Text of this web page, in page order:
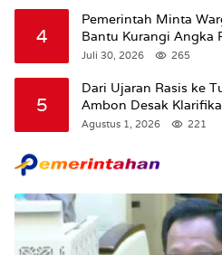
4
Pemerintah Minta
Bantu Kurangi Angka
Juli 30, 2026 265
5
Dari Ujaran Rasis ke
Ambon Desak
Tunda Pengibaran
Agustus 1, 2026 221